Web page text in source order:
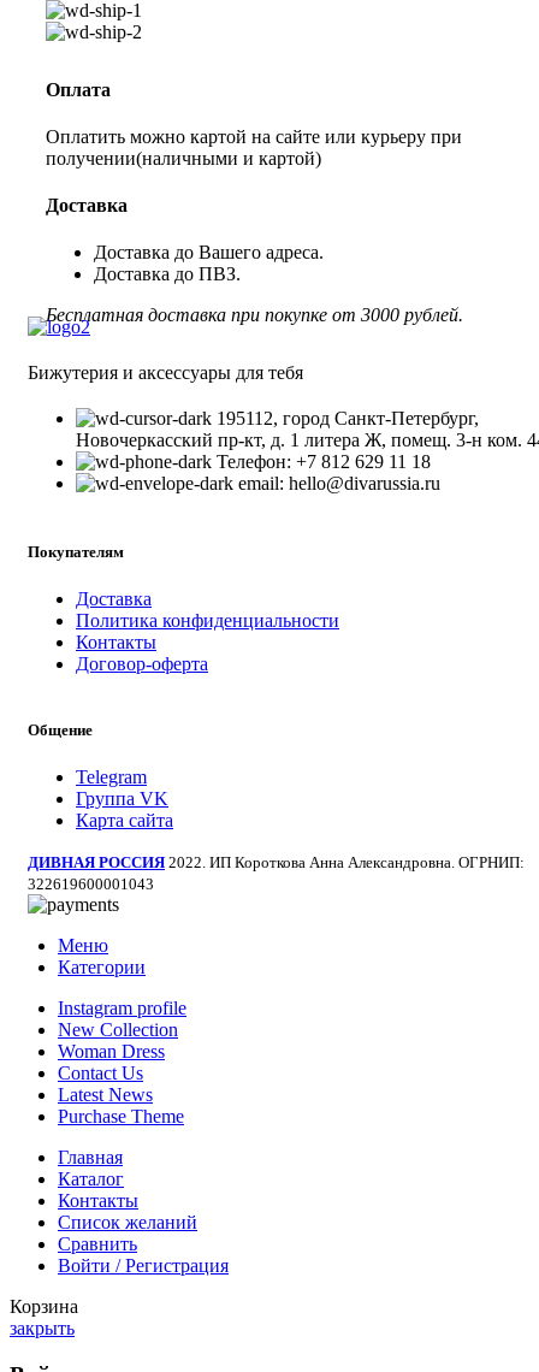
Оплата
Оплатить можно картой на сайте или курьеру при
получении(наличными и картой)
Доставка
Доставка до Вашего адреса.
Доставка до ПВЗ.
Бесплатная доставка при покупке от 3000 рублей.
Бижутерия и аксессуары для тебя
195112, город Санкт-Петербург,
Новочеркасский пр-кт, д. 1 литера Ж, помещ. 3-н ком.
Телефон: +7 812 629 11 18
email: hello@divarussia.ru
Покупателям
Доставка
Политика конфиденциальности
Контакты
Договор-оферта
Общение
Telegram
Группа VK
Карта сайта
ДИВНАЯ РОССИЯ 2022. ИП Короткова Анна Александровна. ОГРНИП:
322619600001043
Меню
Категории
Instagram profile
New Collection
Woman Dress
Contact Us
Latest News
Purchase Theme
Главная
Каталог
Контакты
Список желаний
Сравнить
Войти / Регистрация
Корзина
закрыть